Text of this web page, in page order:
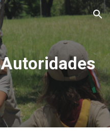
Skip to navigation
Autoridades